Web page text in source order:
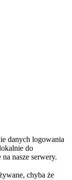
danych logowania
do
nasze serwery.
chyba że